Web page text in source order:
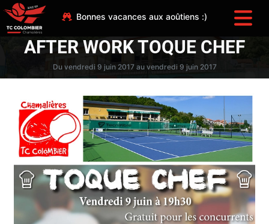
Bonnes vacances aux aoûtiens :)
AFTER WORK TOQUE CHEF
Du vendredi 9 juin 2017 au vendredi 9 juin 2017